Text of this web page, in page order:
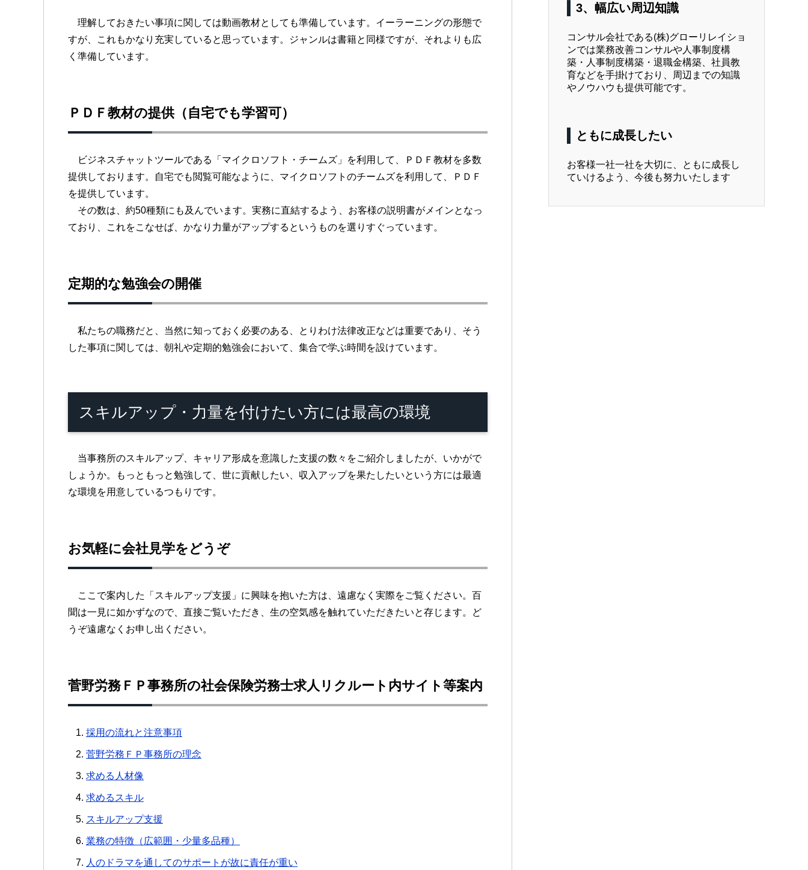
理解しておきたい事項に関しては動画教材としても準備しています。イーラーニングの形態で
すが、これもかなり充実していると思っています。ジャンルは書籍と同様ですが、それよりも広
く準備しています。
ＰＤＦ教材の提供（自宅でも学習可）
ビジネスチャットツールである「マイクロソフト・チームズ」を利用して、ＰＤＦ教材を多数
提供しております。自宅でも閲覧可能なように、マイクロソフトのチームズを利用して、ＰＤＦ
を提供しています。
その数は、約50種類にも及んでいます。実務に直結するよう、お客様の説明書がメインとなっ
ており、これをこなせば、かなり力量がアップするというものを選りすぐっています。
定期的な勉強会の開催
私たちの職務だと、当然に知っておく必要のある、とりわけ法律改正などは重要であり、そう
した事項に関しては、朝礼や定期的勉強会において、集合で学ぶ時間を設けています。
スキルアップ・力量を付けたい方には最高の環境
当事務所のスキルアップ、キャリア形成を意識した支援の数々をご紹介しましたが、いかがで
しょうか。もっともっと勉強して、世に貢献したい、収入アップを果たしたいという方には最適
な環境を用意しているつもりです。
お気軽に会社見学をどうぞ
ここで案内した「スキルアップ支援」に興味を抱いた方は、遠慮なく実際をご覧ください。百
聞は一見に如かずなので、直接ご覧いただき、生の空気感を触れていただきたいと存じます。ど
うぞ遠慮なくお申し出ください。
菅野労務ＦＰ事務所の社会保険労務士求人リクルート内サイト等案内
採用の流れと注意事項
菅野労務ＦＰ事務所の理念
求める人材像
求めるスキル
スキルアップ支援
業務の特徴（広範囲・少量多品種）
人のドラマを通してのサポートが故に責任が重い
3、幅広い周辺知識
コンサル会社である(株)グローリレイショ
ンでは業務改善コンサルや人事制度構
築・人事制度構築・退職金構築、社員教
育などを手掛けており、周辺までの知識
やノウハウも提供可能です。
ともに成長したい
お客様一社一社を大切に、ともに成長し
ていけるよう、今後も努力いたします